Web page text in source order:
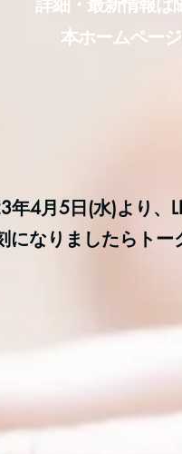
本ホームペー
年4月5日(水)より、
になりましたらト